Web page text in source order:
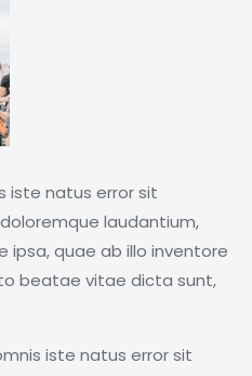
iste natus error sit
laudantium,
quae ab illo inventore
beatae vitae dicta sunt,
iste natus error sit